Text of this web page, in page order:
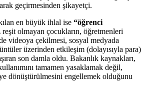
geçirmesinden şikayetçi.
en büyük ihlal ise “öğrenci
reşit olmayan çocukların, öğretmenleri
videoya çekilmesi, sosyal medyada
üzerinden etkileşim (dolayısıyla para)
son damla oldu. Bakanlık kaynakları,
tamamen yasaklamak değil,
dönüştürülmesini engellemek olduğunu